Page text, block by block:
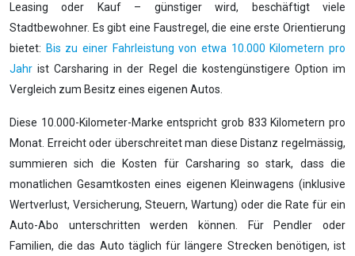
Leasing oder Kauf – günstiger wird, beschäftigt viele
Stadtbewohner. Es gibt eine Faustregel, die eine erste Orientierung
bietet: Bis zu einer Fahrleistung von etwa 10.000 Kilometern pro
Jahr ist Carsharing in der Regel die kostengünstigere Option im
Vergleich zum Besitz eines eigenen Autos.
Diese 10.000-Kilometer-Marke entspricht grob 833 Kilometern pro
Monat. Erreicht oder überschreitet man diese Distanz regelmässig,
summieren sich die Kosten für Carsharing so stark, dass die
monatlichen Gesamtkosten eines eigenen Kleinwagens (inklusive
Wertverlust, Versicherung, Steuern, Wartung) oder die Rate für ein
Auto-Abo unterschritten werden können. Für Pendler oder
Familien, die das Auto täglich für längere Strecken benötigen, ist